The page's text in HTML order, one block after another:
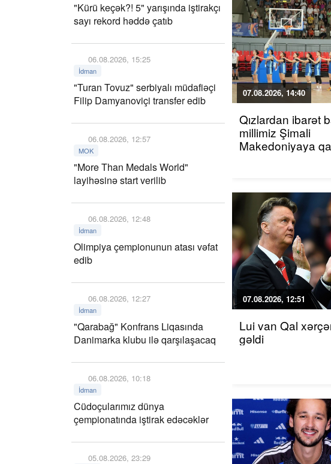
"Kürü keçək?! 5" yarışında iştirakçı
sayı rekord həddə çatıb
06.08.2026, 15:25
İdman
"Turan Tovuz" serbiyalı müdafiəçi
Filip Damyanoviçi transfer edib
06.08.2026, 12:57
MOK
"More Than Medals World"
layihəsinə start verilib
06.08.2026, 12:48
İdman
Olimpiya çempionunun atası vəfat
edib
06.08.2026, 12:27
İdman
"Qarabağ" Konfrans Liqasında
Danimarka klubu ilə qarşılaşacaq
06.08.2026, 10:18
İdman
Cüdoçularımız dünya
çempionatında iştirak edəcəklər
05.08.2026, 23:29
07.08.2026, 14:40
Qızlardan ibarət
millimiz Şimali
Makedoniyaya
07.08.2026, 12:51
Lui van Qal
gəldi